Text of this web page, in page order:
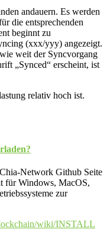
andauern. Es werden
die entsprechenden
beginnt zu
(xxx/yyy) angezeigt.
weit der Syncvorgang
„Synced“ erscheint, ist
relativ hoch ist.
Network Github Seite
für Windows, MacOS,
zur
wiki/INSTALL